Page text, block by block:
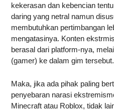
kekerasan dan kebencian
daring yang netral namun
membutuhkan pertimbangan
mengatasinya. Konten
berasal dari platform-nya,
(gamer) ke dalam gim tersebut.
Maka, jika ada pihak paling
penyebaran narasi
Minecraft atau Roblox, tidak